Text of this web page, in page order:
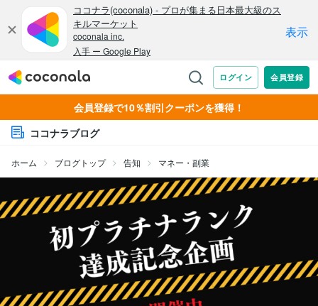
会員登録で10％割引クーポンを獲得！
ココナラブログ
ホーム ブログトップ 告知 マネー・副業